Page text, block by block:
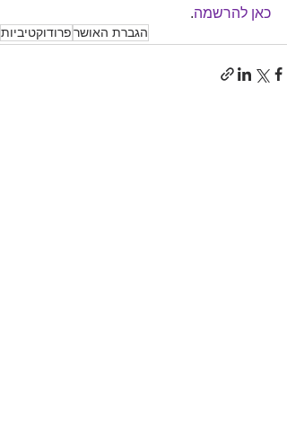
כאן להרשמה.
הגברת האושרפרודוקטיביות